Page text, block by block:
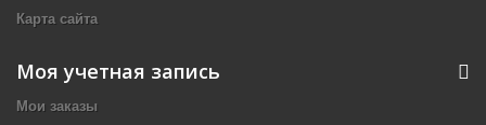
Карта сайта
Моя учетная запись
Мои заказы